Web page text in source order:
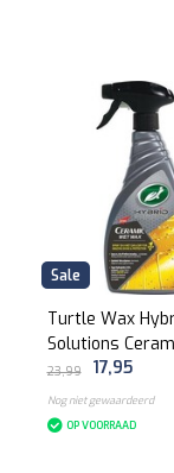
Sale
Turtle Wax
Solutions
Wax 500ml
23,99 17,95
Nog niet gewaardeerd
OP VOORRAAD